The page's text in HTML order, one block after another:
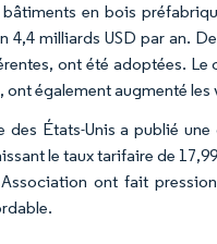
en bois
4,4 milliards USD par an.
ont été adoptées.
également augmenté les
États-Unis a publié
le taux tarifaire de
ont fait